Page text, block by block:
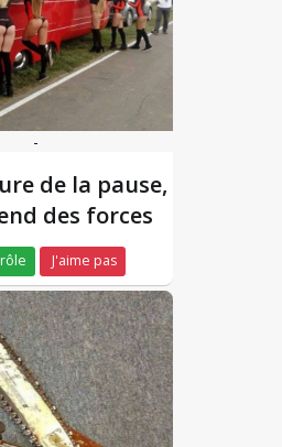
-
de la pause,
des forces
J'aime pas